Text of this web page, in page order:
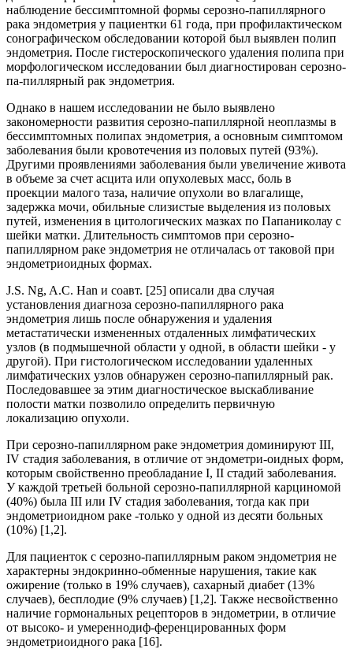
наблюдение бессимптомной формы серозно-папиллярного
рака эндометрия у пациентки 61 года, при профилактическом
сонографическом обследовании которой был выявлен полип
эндометрия. После гистероскопического удаления полипа при
морфологическом исследовании был диагностирован серозно-
па-пиллярный рак эндометрия.
Однако в нашем исследовании не было выявлено
закономерности развития серозно-папиллярной неоплазмы в
бессимптомных полипах эндометрия, а основным симптомом
заболевания были кровотечения из половых путей (93%).
Другими проявлениями заболевания были увеличение живота
в объеме за счет асцита или опухолевых масс, боль в
проекции малого таза, наличие опухоли во влагалище,
задержка мочи, обильные слизистые выделения из половых
путей, изменения в цитологических мазках по Папаниколау с
шейки матки. Длительность симптомов при серозно-
папиллярном раке эндометрия не отличалась от таковой при
эндометриоидных формах.
J.S. Ng, A.C. Han и соавт. [25] описали два случая
установления диагноза серозно-папиллярного рака
эндометрия лишь после обнаружения и удаления
метастатически измененных отдаленных лимфатических
узлов (в подмышечной области у одной, в области шейки - у
другой). При гистологическом исследовании удаленных
лимфатических узлов обнаружен серозно-папиллярный рак.
Последовавшее за этим диагностическое выскабливание
полости матки позволило определить первичную
локализацию опухоли.
При серозно-папиллярном раке эндометрия доминируют III,
IV стадия заболевания, в отличие от эндометри-оидных форм,
которым свойственно преобладание I, II стадий заболевания.
У каждой третьей больной серозно-папиллярной карциномой
(40%) была III или IV стадия заболевания, тогда как при
эндометриоидном раке -только у одной из десяти больных
(10%) [1,2].
Для пациенток с серозно-папиллярным раком эндометрия не
характерны эндокринно-обменные нарушения, такие как
ожирение (только в 19% случаев), сахарный диабет (13%
случаев), бесплодие (9% случаев) [1,2]. Также несвойственно
наличие гормональных рецепторов в эндометрии, в отличие
от высоко- и умереннодиф-ференцированных форм
эндометриоидного рака [16].